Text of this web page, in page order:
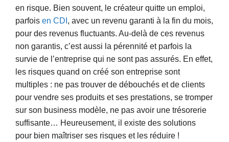
en risque. Bien souvent, le créateur quitte un emploi,
parfois en CDI , avec un revenu garanti à la fin du mois,
pour des revenus fluctuants. Au-delà de ces revenus
non garantis, c’est aussi la pérennité et parfois la
survie de l’entreprise qui ne sont pas assurés. En effet,
les risques quand on créé son entreprise sont
multiples : ne pas trouver de débouchés et de clients
pour vendre ses produits et ses prestations, se tromper
sur son business modèle, ne pas avoir une trésorerie
suffisante… Heureusement, il existe des solutions
pour bien maîtriser ses risques et les réduire !